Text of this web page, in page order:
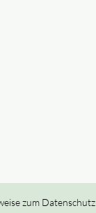
zum Datenschutz